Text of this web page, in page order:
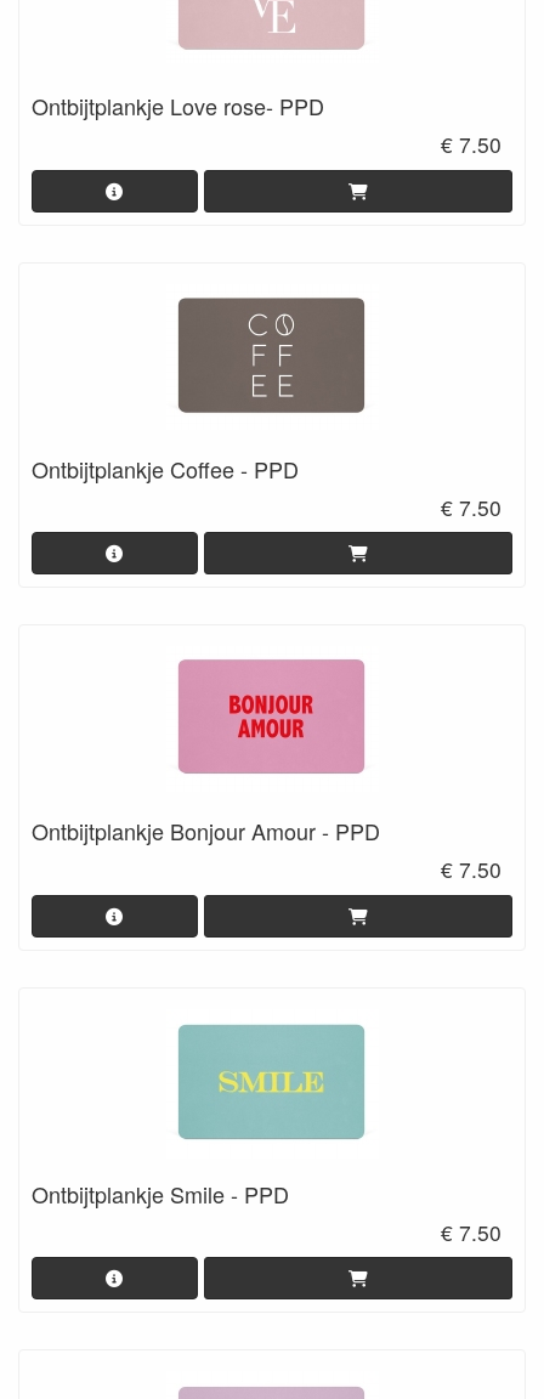
Ontbijtplankje Love rose- PPD
€ 7.50
Ontbijtplankje Coffee - PPD
€ 7.50
Ontbijtplankje Bonjour Amour - PPD
€ 7.50
Ontbijtplankje Smile - PPD
€ 7.50